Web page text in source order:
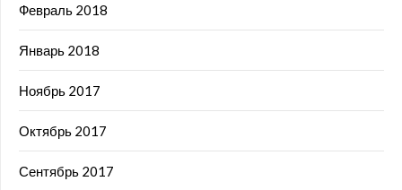
Февраль 2018
Январь 2018
Ноябрь 2017
Октябрь 2017
Сентябрь 2017